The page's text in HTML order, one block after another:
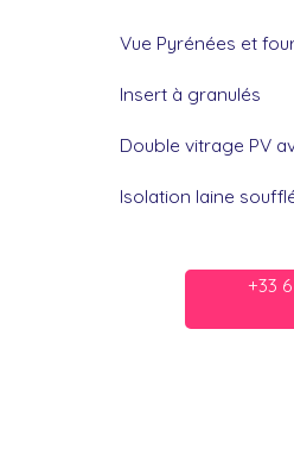
Vue Pyrénées et
Insert à granulés
Double vitrage PV
Isolation laine
+33